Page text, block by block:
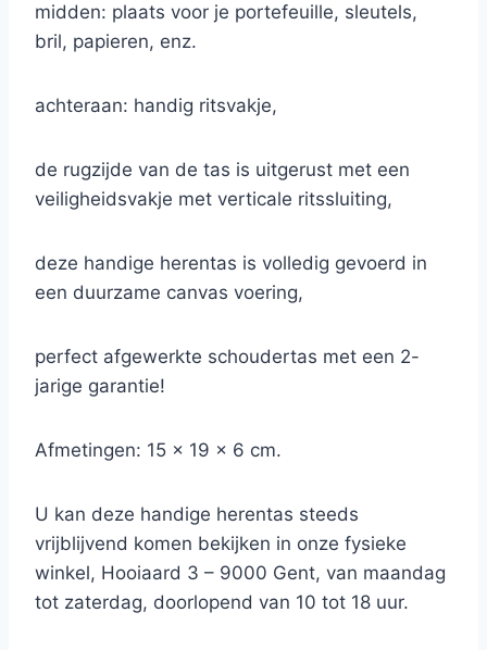
midden: plaats voor je portefeuille, sleutels,
bril, papieren, enz.
achteraan: handig ritsvakje,
de rugzijde van de tas is uitgerust met een
veiligheidsvakje met verticale ritssluiting,
deze handige herentas is volledig gevoerd in
een duurzame canvas voering,
perfect afgewerkte schoudertas met een 2-
jarige garantie!
Afmetingen: 15 x 19 x 6 cm.
U kan deze handige herentas steeds
vrijblijvend komen bekijken in onze fysieke
winkel, Hooiaard 3 – 9000 Gent, van maandag
tot zaterdag, doorlopend van 10 tot 18 uur.